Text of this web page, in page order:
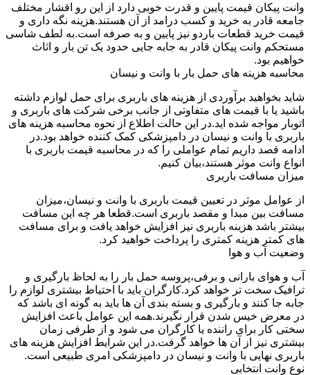
وانت پیکان قیمت پایین و قدرت خوبی دارد از این رو اقشار مختلف
جامعه قادر به خرید و کسب درامد از آن هستند.هزینه نگه داری و
قیمت خرید قطعات باردو نیز پایین و به صرفه است.به لطف شاسی
مستحکم وانت پیکان قادر به جابه جایی حدود یک تن بار و اثاث
خواهیم بود.
محاسبه هزینه های حمل بار با وانت و نیسان
شاید بخواهید برآوردی از هزینه های باربری برای حمل لوازم داشته
باشید یا با قیمت های متفاوتی از جانب برخی شرکت های باربری و
اتوبار مواجه شده اید.در این حالت اطلاع از نحوه محاسبه هزینه های
باربری با وانت و نیسان در دامپزشکی کمک کننده خواهد بود.در
ادامه قصد داریم تمام عواملی را که در محاسبه قیمت باربری با
انواع وانت موثر هستند،بیان کنیم.
میزان مسافت باربری
از عوامل موثر در تعیین قیمت باربری با وانت و نیسان،میزان
مسافت بین مبدا و مقصد باربری است.قطعا هر چه این مسافت
بیشتر باشد هزینه باربری نیز افزایش خواهد یافت و برای مسافت
های کمتر هزینه کمتری را پرداخت خواهید کرد.
وضعیت آب و هوا
آب و هوای بارانی و برفی،پروسه حمل بار را به لحاظ بارگیری و
ترافیک سخت تر خواهد کرد.کارگران باید با احتیاط بیشتری لوازم را
جابه جا کنند و بارگیری و بسته بندی آن ها باید به گونه ای باشد که
در معرض خیس شدن قرار نگیرند.همه این عوامل باعث افزایش
سختی کار برای راننده یا کارگران می شود و از طرفی زمان
بیشتری نیز از آن ها خواهد گرفت.در این شرایط افزایش هزینه های
باربری نهایی با وانت و نیسان در دامپزشکی امری طبیعی است.
نوع وانت انتخابی